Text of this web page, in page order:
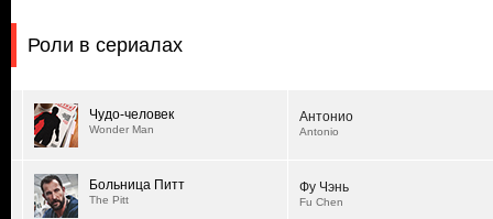
Роли в сериалах
Чудо-человек
Wonder Man
Антонио
Antonio
Больница Питт
The Pitt
Фу Чэнь
Fu Chen